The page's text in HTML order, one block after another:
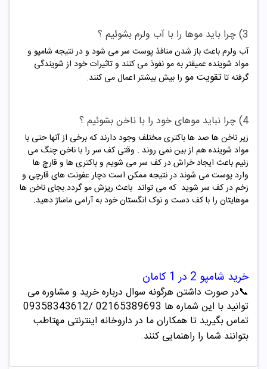
3) چرا باید موها را با آب ولرم بشوئیم ؟
آب ولرم باعث باز شدن منافذ پوست سر می شود و در نتیجه شامپو و
مواد شوینده عمیقتر به مو نفوذ می کنند و تاثیرات خود از شویندگی
گرفته تاتقویت مو را بیش بیشتر اعمال می کنند.
4) چرا نباید موهای خود را با ناخن بشوئیم ؟
زیر ناخن ها صد ها باکتری مختلف وجود دارند که برخی از آنها حتی با
مواد شوینده هم از بین نمی روند . وقتی کف سر را با ناخن چنگ می
زنیم باعث ایجاد خراش در کف سر می شویم و باکتری ها و قارچ ها
وارد پوست می شوند در نتیجه ممکن است دچار عفونت های قارچی و
زخم در کف سر شوید که می تواند باعث ریزش مو گردد.بجای ناخن ها
موهایتان را با کف دست و نوک انگستان خود به آرامی ماساژ دهید.
خرید شامپو 2 در 1 کامان
📞در صورت داشتن هرگونه سوال درباره خرید و مشاوره می
توانید با این شماره ها 02165389693
/09358343612
تماس بگیرید تا همکاران ما در داروخانه اینترنتی مهتاطب
بتوانند شما را راهنمایی کنند.